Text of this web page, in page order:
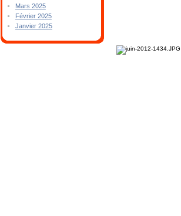
Mars 2025
Février 2025
Janvier 2025